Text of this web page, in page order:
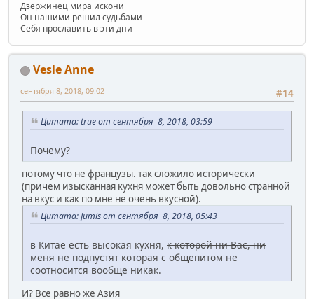
Дзержинец мира искони
Он нашими решил судьбами
Себя прославить в эти дни
Vesle Anne
#14
сентября 8, 2018, 09:02
Цитата: true от сентября 8, 2018, 03:59
Почему?
потому что не французы. так сложило исторически
(причем изысканная кухня может быть довольно странной
на вкус и как по мне не очень вкусной).
Цитата: Jumis от сентября 8, 2018, 05:43
в Китае есть высокая кухня, к которой ни Вас, ни
меня не подпустяткоторая с общепитом не
соотносится вообще никак.
И? Все равно же Азия